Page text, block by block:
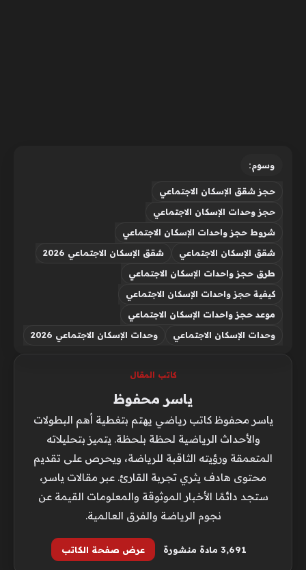
وسوم:
حجز شقق الإسكان الاجتماعي
حجز وحدات الإسكان الاجتماعي
شروط حجز واحدات الإسكان الاجتماعي
شقق الإسكان الاجتماعي
شقق الإسكان الاجتماعي 2026
طرق حجز واحدات الإسكان الاجتماعي
كيفية حجز واحدات الإسكان الاجتماعي
موعد حجز واحدات الإسكان الاجتماعي
وحدات الإسكان الاجتماعي
وحدات الإسكان الاجتماعي 2026
كاتب المقال
ياسر محفوظ
ياسر محفوظ كاتب رياضي يهتم بتغطية أهم البطولات
والأحداث الرياضية لحظة بلحظة. يتميز بتحليلاته
المتعمقة ورؤيته الثاقبة للرياضة، ويحرص على تقديم
محتوى هادف يثري تجربة القارئ. عبر مقالات ياسر،
ستجد دائمًا الأخبار الموثوقة والمعلومات القيمة عن
نجوم الرياضة والفرق العالمية.
3٬691 مادة منشورة عرض صفحة الكاتب